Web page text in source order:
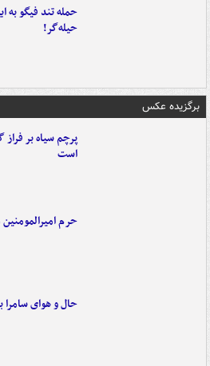
حمله تند فیگو به
حیله‌گر!
برگزیده عکس
پرچم سیاه بر
است
حرم
حال و هوای سامرا